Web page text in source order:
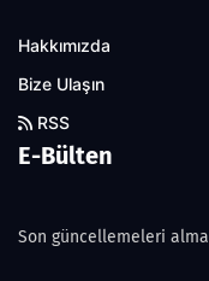
Hakkımızda
Bize Ulaşın
RSS
E-Bülten
Son güncellemeleri